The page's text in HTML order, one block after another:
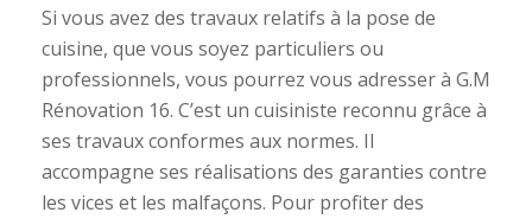
Si vous avez des travaux relatifs à la pose de
cuisine, que vous soyez particuliers ou
professionnels, vous pourrez vous adresser à G.M
Rénovation 16. C’est un cuisiniste reconnu grâce à
ses travaux conformes aux normes. Il
accompagne ses réalisations des garanties contre
les vices et les malfaçons. Pour profiter des